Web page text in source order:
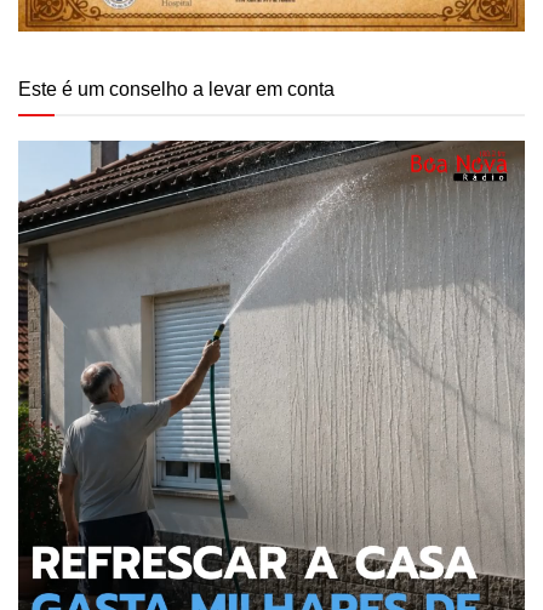
Este é um conselho a levar em conta